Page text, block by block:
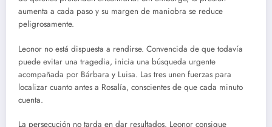
aumenta a cada paso y su margen de maniobra se reduce
peligrosamente.
Leonor no está dispuesta a rendirse. Convencida de que todavía
puede evitar una tragedia, inicia una búsqueda urgente
acompañada por Bárbara y Luisa. Las tres unen fuerzas para
localizar cuanto antes a Rosalía, conscientes de que cada minuto
cuenta.
La persecución no tarda en dar resultados. Leonor consigue